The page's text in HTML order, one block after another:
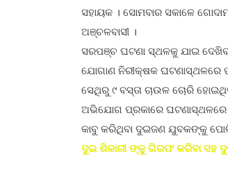
ସହାୟକ । ସୋମବାର ସକାଳେ
ଅଞ୍ଚଳବାସୀ ।
ସରପଞ୍ଚ ଘଟଣା ସ୍ଥଳକୁ ଯାଇ
ଯୋଗାଣ ନିରୀକ୍ଷକ ଘଟଣାସ୍ଥଳରେ
ସେଥିରୁ ୯ ବସ୍ତା ଚାଉଳ ଚୋରି
ଅଭିଯୋଗ ପ୍ରକାରେ ଘଟଣାସ୍ଥଳରେ
କାବୁ କରିଥିବା ଦୁଇଜଣ ଯୁବକଙ୍କୁ
ଦୁଇ ଶିକାରୀ ଙ୍କୁ ଗିରଫ କରିବା ସହ